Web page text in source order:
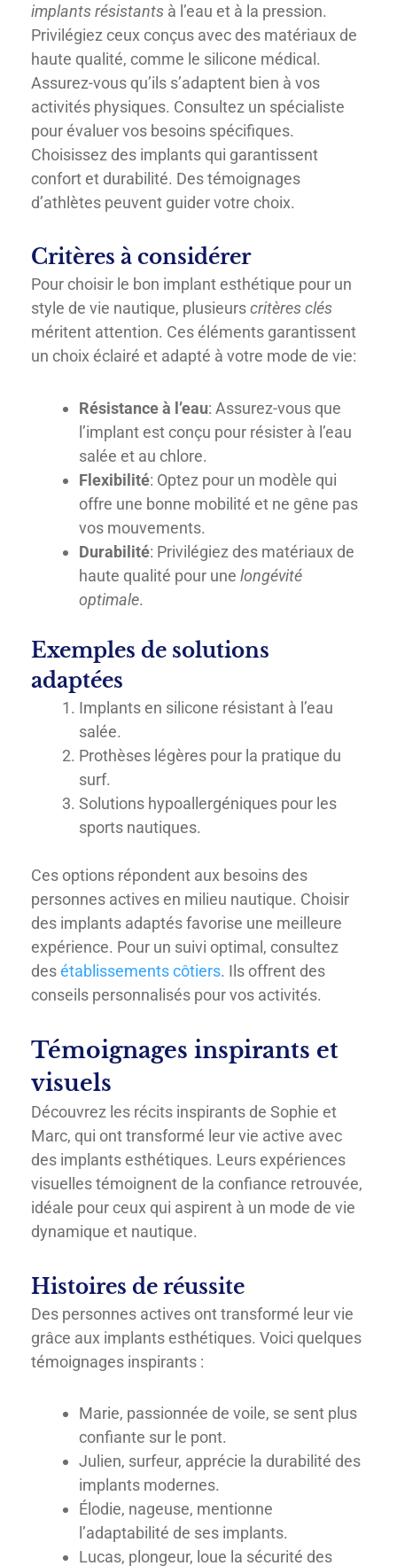
implants résistants à l’eau et à la pression.
Privilégiez ceux conçus avec des matériaux de
haute qualité, comme le silicone médical.
Assurez-vous qu’ils s’adaptent bien à vos
activités physiques. Consultez un spécialiste
pour évaluer vos besoins spécifiques.
Choisissez des implants qui garantissent
confort et durabilité. Des témoignages
d’athlètes peuvent guider votre choix.
Critères à considérer
Pour choisir le bon implant esthétique pour un
style de vie nautique, plusieurscritères clés
méritent attention. Ces éléments garantissent
un choix éclairé et adapté à votre mode de vie:
Résistance à l’eau: Assurez-vous que
l’implant est conçu pour résister à l’eau
salée et au chlore.
Flexibilité: Optez pour un modèle qui
offre une bonne mobilité et ne gêne pas
vos mouvements.
Durabilité: Privilégiez des matériaux de
haute qualité pour une longévité
optimale.
Exemples de solutions
adaptées
Implants en silicone résistant à l’eau
salée.
Prothèses légères pour la pratique du
surf.
Solutions hypoallergéniques pour les
sports nautiques.
Ces options répondent aux besoins des
personnes actives en milieu nautique. Choisir
des implants adaptés favorise une meilleure
expérience. Pour un suivi optimal, consultez
desétablissements côtiers. Ils offrent des
conseils personnalisés pour vos activités.
Témoignages inspirants et
visuels
Découvrez les récits inspirants de Sophie et
Marc, qui ont transformé leur vie active avec
des implants esthétiques. Leurs expériences
visuelles témoignent de la confiance retrouvée,
idéale pour ceux qui aspirent à un mode de vie
dynamique et nautique.
Histoires de réussite
Des personnes actives ont transformé leur vie
grâce aux implants esthétiques. Voici quelques
témoignages inspirants :
Marie, passionnée de voile, se sent plus
confiante sur le pont.
Julien, surfeur, apprécie la durabilité des
implants modernes.
Élodie, nageuse, mentionne
l’adaptabilité de ses implants.
Lucas, plongeur, loue la sécurité des